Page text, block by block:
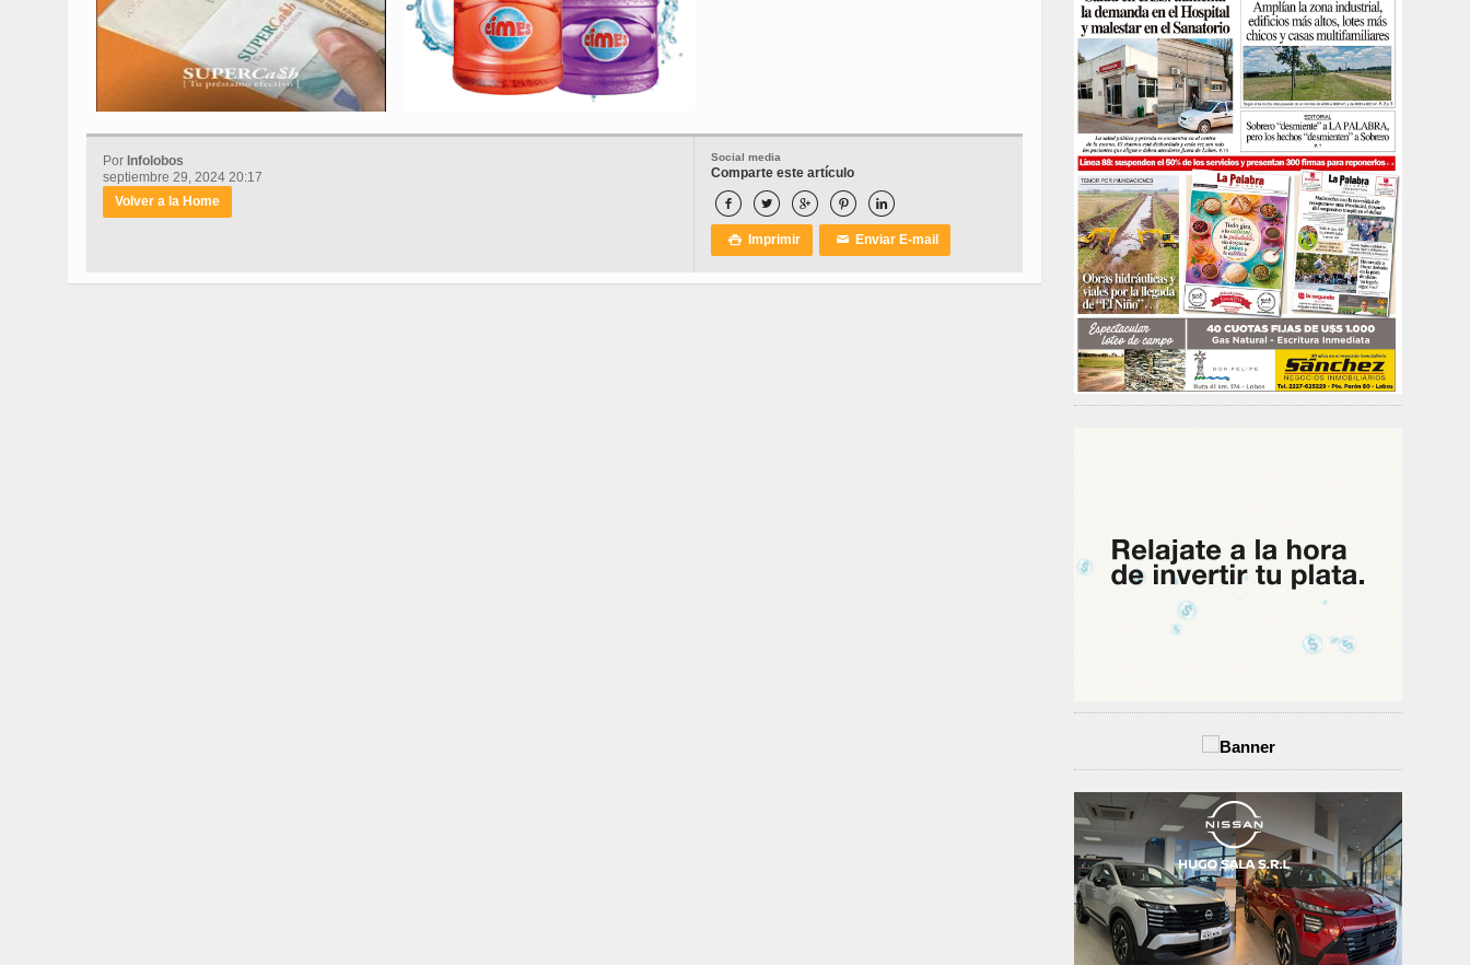
Social media
Comparte este artículo
    
 Imprimir ✉ Enviar E-mail
Por Infolobos
septiembre 29, 2024 20:17
Volver a la Home